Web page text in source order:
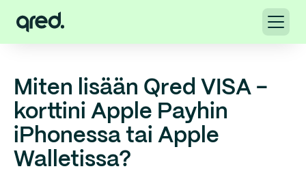
Miten lisään Qred VISA -
korttini Apple Payhin
iPhonessa tai Apple
Walletissa?